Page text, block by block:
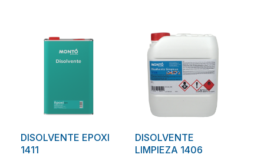
DISOLVENTE EPOXI
1411
DISOLVENTE
LIMPIEZA 1406